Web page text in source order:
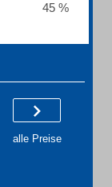
45 %
alle Preise